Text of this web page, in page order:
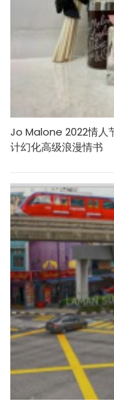
Jo Malone 2022情人
计幻化高级浪漫情书